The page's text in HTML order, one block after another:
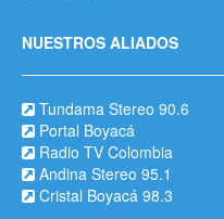
NUESTROS ALIADOS
Tundama Stereo 90.6
Portal Boyacá
Radio TV Colombia
Andina Stereo 95.1
Cristal Boyacá 98.3